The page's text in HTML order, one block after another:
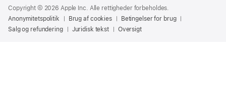
Copyright © 2026 Apple Inc. Alle rettigheder forbeholdes.
Anonymitetspolitik
Brug af cookies
Betingelser for brug
Salg og refundering
Juridisk tekst Oversigt